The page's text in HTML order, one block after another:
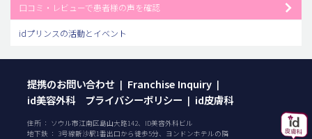
口コミ・レビューで患者様の声を確認
idプリンスの活動とイベント
提携のお問い合わせ | Franchise Inquiry |
id美容外科 プライバシーポリシー | id皮膚科
住所 ： ソウル市江南区島山大路142、ID美容外科ビル
地下鉄 ： 3号線新沙駅1番出口から徒歩5分、ヨンドンホテルの隣